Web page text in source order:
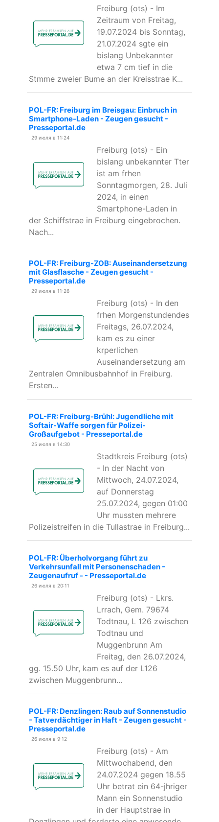
Freiburg (ots) - Im
Zeitraum von Freitag,
19.07.2024 bis Sonntag,
21.07.2024 sgte ein
bislang Unbekannter
etwa 7 cm tief in die
Stmme zweier Bume an der Kreisstrae K...
POL-FR: Freiburg im Breisgau: Einbruch in
Smartphone-Laden - Zeugen gesucht -
Presseportal.de
29 июля в 11:24
Freiburg (ots) - Ein
bislang unbekannter Tter
ist am frhen
Sonntagmorgen, 28. Juli
2024, in einen
Smartphone-Laden in
der Schiffstrae in Freiburg eingebrochen.
Nach...
POL-FR: Freiburg-ZOB: Auseinandersetzung
mit Glasflasche - Zeugen gesucht -
Presseportal.de
29 июля в 11:26
Freiburg (ots) - In den
frhen Morgenstundendes
Freitags, 26.07.2024,
kam es zu einer
krperlichen
Auseinandersetzung am
Zentralen Omnibusbahnhof in Freiburg.
Ersten...
POL-FR: Freiburg-Brühl: Jugendliche mit
Softair-Waffe sorgen für Polizei-
Großaufgebot - Presseportal.de
25 июля в 14:30
Stadtkreis Freiburg (ots)
- In der Nacht von
Mittwoch, 24.07.2024,
auf Donnerstag
25.07.2024, gegen 01:00
Uhr mussten mehrere
Polizeistreifen in die Tullastrae in Freiburg...
POL-FR: Überholvorgang führt zu
Verkehrsunfall mit Personenschaden -
Zeugenaufruf - - Presseportal.de
26 июля в 20:11
Freiburg (ots) - Lkrs.
Lrrach, Gem. 79674
Todtnau, L 126 zwischen
Todtnau und
Muggenbrunn Am
Freitag, den 26.07.2024,
gg. 15.50 Uhr, kam es auf der L126
zwischen Muggenbrunn...
POL-FR: Denzlingen: Raub auf Sonnenstudio
- Tatverdächtiger in Haft - Zeugen gesucht -
Presseportal.de
26 июля в 9:12
Freiburg (ots) - Am
Mittwochabend, den
24.07.2024 gegen 18.55
Uhr betrat ein 64-jhriger
Mann ein Sonnenstudio
in der Hauptstrae in